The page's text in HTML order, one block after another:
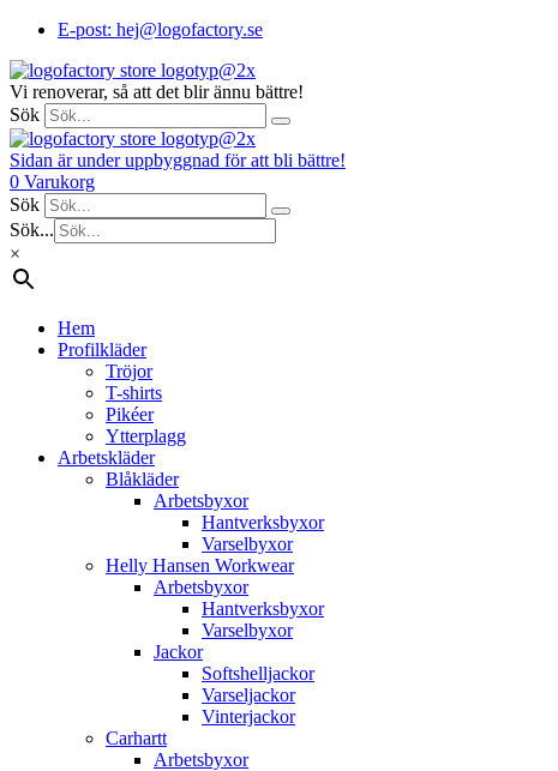
E-post: hej@logofactory.se
Vi renoverar, så att det blir ännu bättre!
Sök
Sidan är under uppbyggnad för att bli bättre!
0 Varukorg
Sök
Sök...
×
Hem
Profilkläder
Tröjor
T-shirts
Pikéer
Ytterplagg
Arbetskläder
Blåkläder
Arbetsbyxor
Hantverksbyxor
Varselbyxor
Helly Hansen Workwear
Arbetsbyxor
Hantverksbyxor
Varselbyxor
Jackor
Softshelljackor
Varseljackor
Vinterjackor
Carhartt
Arbetsbyxor